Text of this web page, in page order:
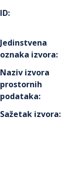
ID:
Jedinstvena
oznaka izvora:
Naziv izvora
prostornih
podataka:
Sažetak izvora: